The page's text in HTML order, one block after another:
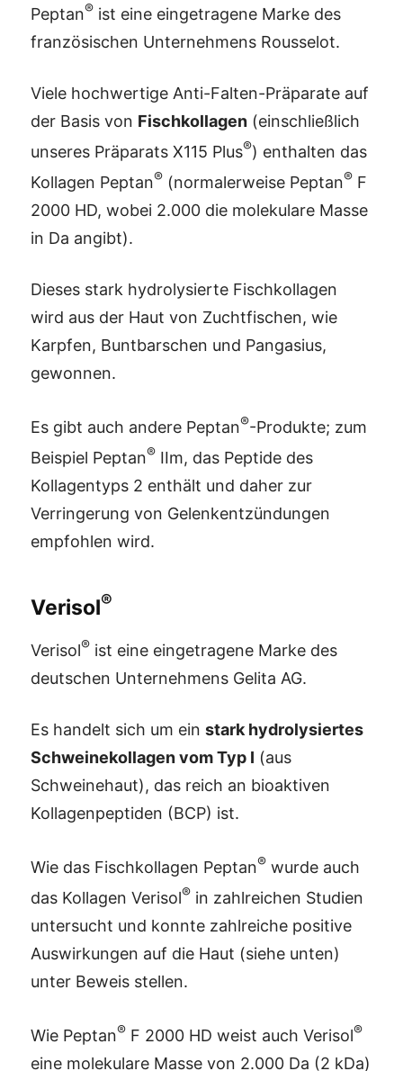
Peptan® ist eine eingetragene Marke des
französischen Unternehmens Rousselot.
Viele hochwertige Anti-Falten-Präparate auf
der Basis von Fischkollagen (einschließlich
unseres Präparats X115 Plus®) enthalten das
Kollagen Peptan® (normalerweise Peptan® F
2000 HD, wobei 2.000 die molekulare Masse
in Da angibt).
Dieses stark hydrolysierte Fischkollagen
wird aus der Haut von Zuchtfischen, wie
Karpfen, Buntbarschen und Pangasius,
gewonnen.
Es gibt auch andere Peptan®-Produkte; zum
Beispiel Peptan® IIm, das Peptide des
Kollagentyps 2 enthält und daher zur
Verringerung von Gelenkentzündungen
empfohlen wird.
Verisol®
Verisol® ist eine eingetragene Marke des
deutschen Unternehmens Gelita AG.
Es handelt sich um ein stark hydrolysiertes
Schweinekollagen vom Typ I (aus
Schweinehaut), das reich an bioaktiven
Kollagenpeptiden (BCP) ist.
Wie das Fischkollagen Peptan® wurde auch
das Kollagen Verisol® in zahlreichen Studien
untersucht und konnte zahlreiche positive
Auswirkungen auf die Haut (siehe unten)
unter Beweis stellen.
Wie Peptan® F 2000 HD weist auch Verisol®
eine molekulare Masse von 2.000 Da (2 kDa)